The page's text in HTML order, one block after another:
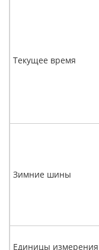
Текущее время
Зимние шины
Единицы измерения